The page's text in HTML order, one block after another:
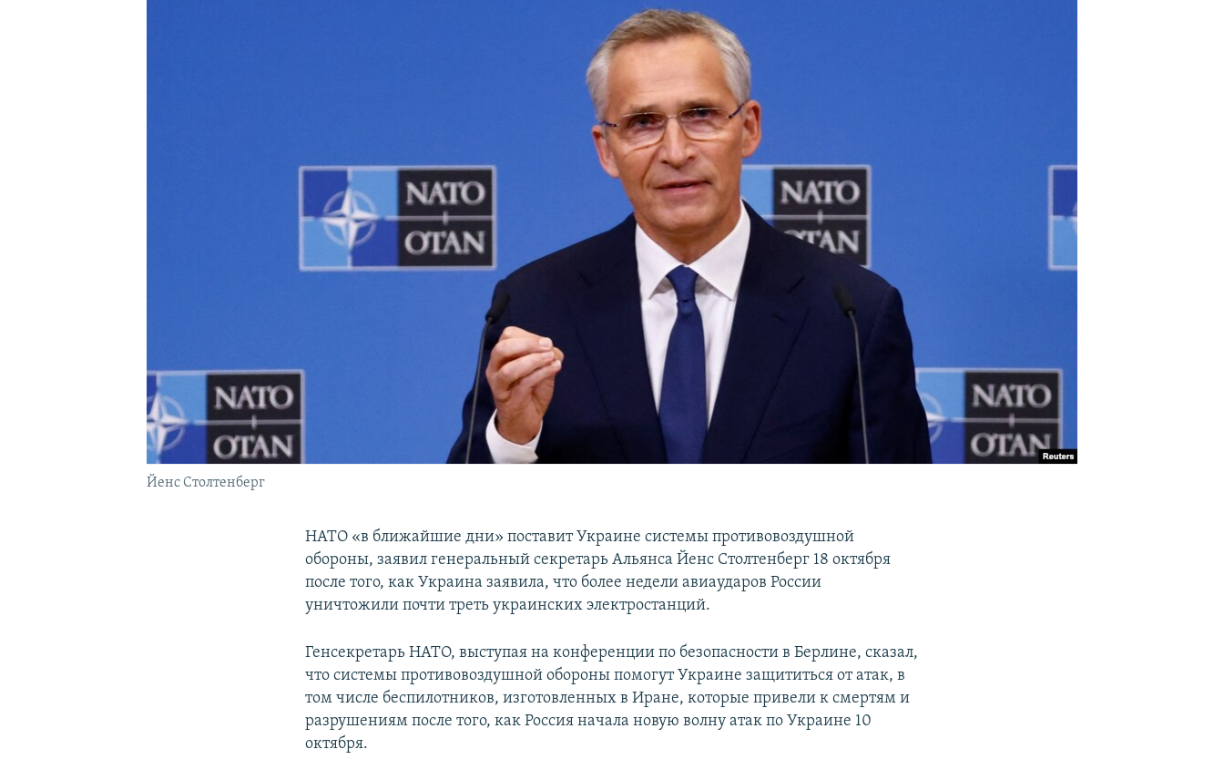
Йенс Столтенберг
НАТО «в ближайшие дни» поставит Украине системы противовоздушной
обороны, заявил генеральный секретарь Альянса Йенс Столтенберг 18 октября
после того, как Украина заявила, что более недели авиаударов России
уничтожили почти треть украинских электростанций.
Генсекретарь НАТО, выступая на конференции по безопасности в Берлине, сказал,
что системы противовоздушной обороны помогут Украине защититься от атак, в
том числе беспилотников, изготовленных в Иране, которые привели к смертям и
разрушениям после того, как Россия начала новую волну атак по Украине 10
октября.